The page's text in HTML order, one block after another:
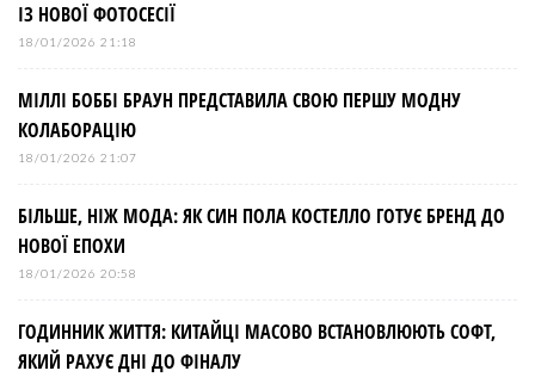
ІЗ НОВОЇ ФОТОСЕСІЇ
18/01/2026 21:18
МІЛЛІ БОББІ БРАУН ПРЕДСТАВИЛА СВОЮ ПЕРШУ МОДНУ
КОЛАБОРАЦІЮ
18/01/2026 21:07
БІЛЬШЕ, НІЖ МОДА: ЯК СИН ПОЛА КОСТЕЛЛО ГОТУЄ БРЕНД ДО
НОВОЇ ЕПОХИ
18/01/2026 20:58
ГОДИННИК ЖИТТЯ: КИТАЙЦІ МАСОВО ВСТАНОВЛЮЮТЬ СОФТ,
ЯКИЙ РАХУЄ ДНІ ДО ФІНАЛУ